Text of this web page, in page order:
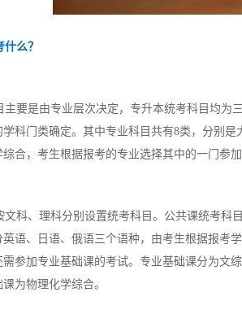
么？
要是由专业层次决定，专升本统考科目均为
科门类确定。其中专业科目共有8类，分别
合，考生根据报考的专业选择其中的一门参
科、理科分别设置统考科目。公共课统考科
语、日语、俄语三个语种，由考生根据报考
参加专业基础课的考试。专业基础课分为文
为物理化学综合。